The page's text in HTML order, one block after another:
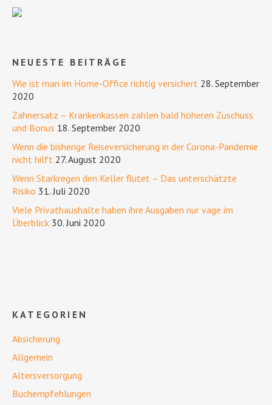
NEUESTE BEITRÄGE
Wie ist man im Home-Office richtig versichert 28. September
2020
Zahnersatz – Krankenkassen zahlen bald höheren Zuschuss
und Bonus 18. September 2020
Wenn die bisherige Reiseversicherung in der Corona-Pandemie
nicht hilft 27. August 2020
Wenn Starkregen den Keller flutet – Das unterschätzte
Risiko 31. Juli 2020
Viele Privathaushalte haben ihre Ausgaben nur vage im
Überblick 30. Juni 2020
KATEGORIEN
Absicherung
Allgemein
Altersversorgung
Buchempfehlungen